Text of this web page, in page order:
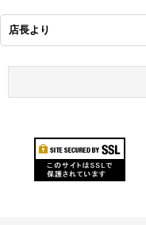
店長より